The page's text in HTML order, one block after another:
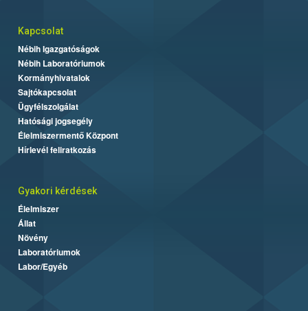
Kapcsolat
Nébih Igazgatóságok
Nébih Laboratóriumok
Kormányhivatalok
Sajtókapcsolat
Ügyfélszolgálat
Hatósági jogsegély
Élelmiszermentő Központ
Hírlevél feliratkozás
Gyakori kérdések
Élelmiszer
Állat
Növény
Laboratóriumok
Labor/Egyéb